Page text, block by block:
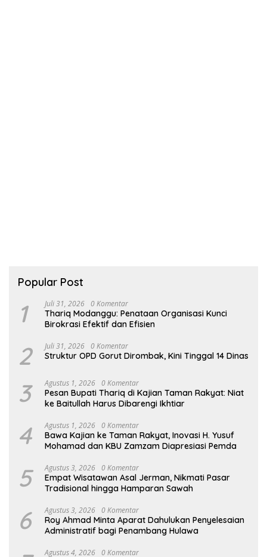
Popular Post
1 Juli 31, 2026 0 Komentar
Thariq Modanggu: Penataan Organisasi Kunci
Birokrasi Efektif dan Efisien
2 Juli 31, 2026 0 Komentar
Struktur OPD Gorut Dirombak, Kini Tinggal 14 Dinas
3 Agustus 1, 2026 0 Komentar
Pesan Bupati Thariq di Kajian Taman Rakyat: Niat
ke Baitullah Harus Dibarengi Ikhtiar
4 Agustus 1, 2026 0 Komentar
Bawa Kajian ke Taman Rakyat, Inovasi H. Yusuf
Mohamad dan KBU Zamzam Diapresiasi Pemda
5 Agustus 3, 2026 0 Komentar
Empat Wisatawan Asal Jerman, Nikmati Pasar
Tradisional hingga Hamparan Sawah
6 Agustus 3, 2026 0 Komentar
Roy Ahmad Minta Aparat Dahulukan Penyelesaian
Administratif bagi Penambang Hulawa
Agustus 4, 2026 0 Komentar